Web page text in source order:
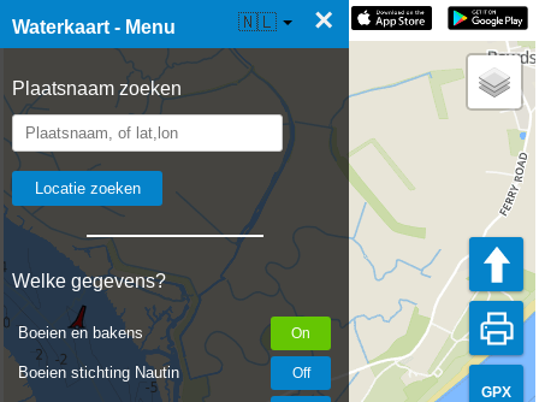
Waterkaart - Menu ×
Plaatsnaam zoeken
Welke gegevens?
Boeien en bakens
Boeien stichting Nautin
☰ Waterkaart Live 🇳🇱
GPX